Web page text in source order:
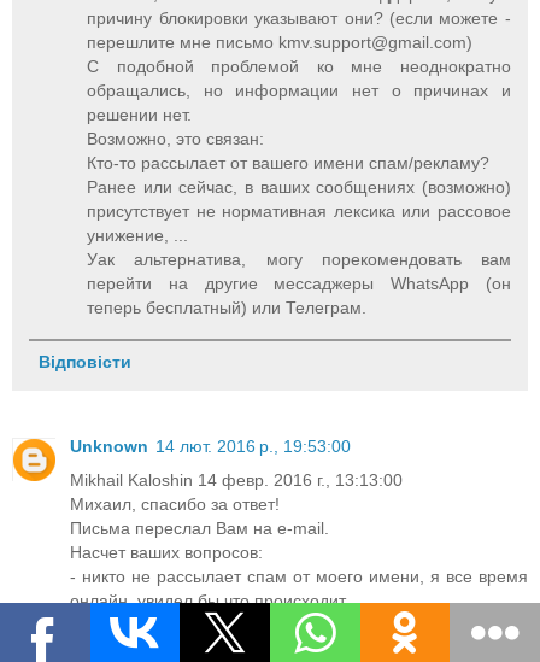
причину блокировки указывают они? (если можете -
перешлите мне письмо kmv.support@gmail.com)
С подобной проблемой ко мне неоднократно
обращались, но информации нет о причинах и
решении нет.
Возможно, это связан:
Кто-то рассылает от вашего имени спам/рекламу?
Ранее или сейчас, в ваших сообщениях (возможно)
присутствует не нормативная лексика или рассовое
унижение, ...
Уак альтернатива, могу порекомендовать вам
перейти на другие мессаджеры WhatsApp (он
теперь бесплатный) или Телеграм.
Відповісти
Unknown 14 лют. 2016 р., 19:53:00
Mikhail Kaloshin 14 февр. 2016 г., 13:13:00
Михаил, спасибо за ответ!
Письма переслал Вам на e-mail.
Насчет ваших вопросов:
- никто не рассылает спам от моего имени, я все время
онлайн, увидел бы что происходит
- ненормативная лексика...хм...да,вы знаете, было пару
слов, между прочим, по-русски. Viber заточен под